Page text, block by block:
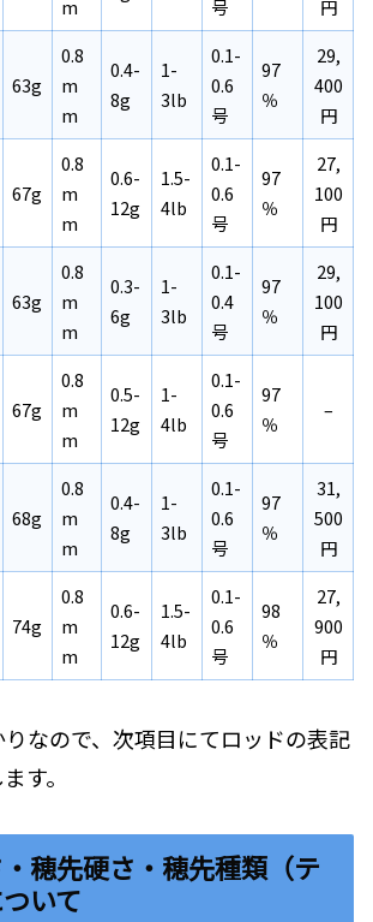
m 号
円
63g
0.8
m
m
0.4-
8g
1-
3lb
0.1-
0.6
号
97
％
29,
400
円
67g
0.8
m
m
0.6-
12g
1.5-
4lb
0.1-
0.6
号
97
％
27,
100
円
63g
0.8
m
m
0.3-
6g
1-
3lb
0.1-
0.4
号
97
％
29,
100
円
67g
0.8
m
m
0.5-
12g
1-
4lb
0.1-
0.6
号
97
％
–
68g
0.8
m
m
0.4-
8g
1-
3lb
0.1-
0.6
号
97
％
31,
500
円
74g
0.8
m
m
0.6-
12g
1.5-
4lb
0.1-
0.6
号
98
％
27,
900
円
なので、次項目にてロッドの表記
す。
穂先硬さ・穂先種類（テ
いて